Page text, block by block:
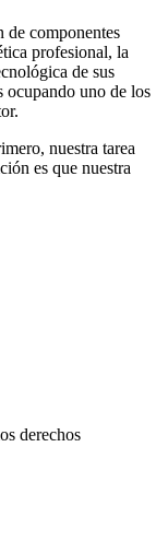
de componentes
profesional, la
de sus
ocupando uno de los
nuestra tarea
es que nuestra
derechos